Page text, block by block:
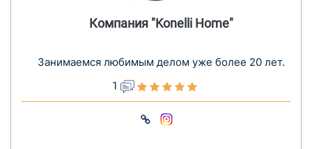
Компания "Konelli Home"
Занимаемся любимым делом уже более 20 лет.
1